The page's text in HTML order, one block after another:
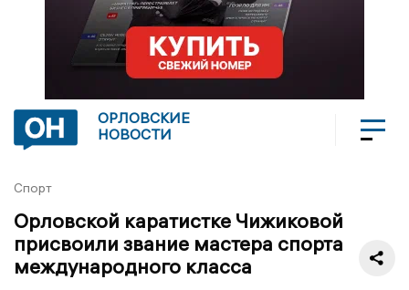
ОРЛОВСКИЕ
НОВОСТИ
Спорт
Орловской каратистке Чижиковой
присвоили звание мастера спорта
международного класса